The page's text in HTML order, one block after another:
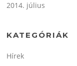
2014. július
KATEGÓRIÁK
Hírek